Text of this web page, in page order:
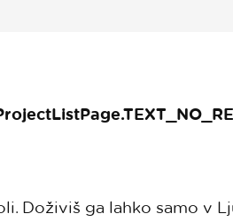
Doživiš ga lahko samo v